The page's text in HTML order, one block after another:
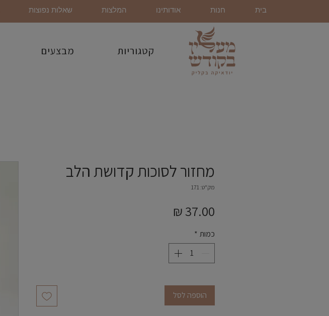
בית חנות אודותינו המלצות שאלות נפוצות
קטגוריות מבצעים
מחזור לסוכות קדושת הלב
מק"ט: 171
כמות *
הוספה לסל